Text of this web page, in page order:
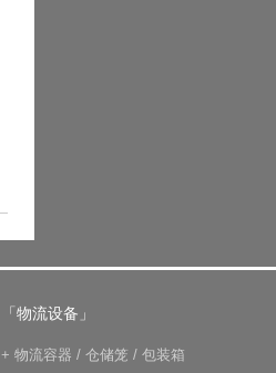
「物流设备」
+ 物流容器 / 仓储笼 / 包装箱